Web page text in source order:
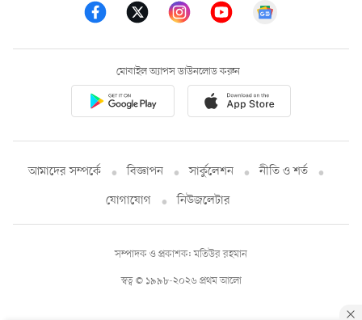
মোবাইল অ্যাপস ডাউনলোড করুন
আমাদের সম্পর্কে বিজ্ঞাপন সার্কুলেশন
নীতি ও শর্ত
যোগাযোগ
নিউজলেটার
স্বত্ব © ১৯৯৮-২০২৬ প্রথম আলো
সম্পাদক ও প্রকাশক: মতিউর রহমান